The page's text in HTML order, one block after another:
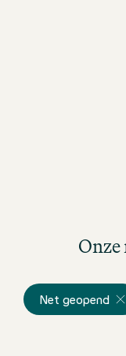
Net geopend